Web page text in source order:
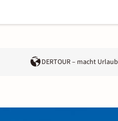
DERTOUR – macht Urlaub